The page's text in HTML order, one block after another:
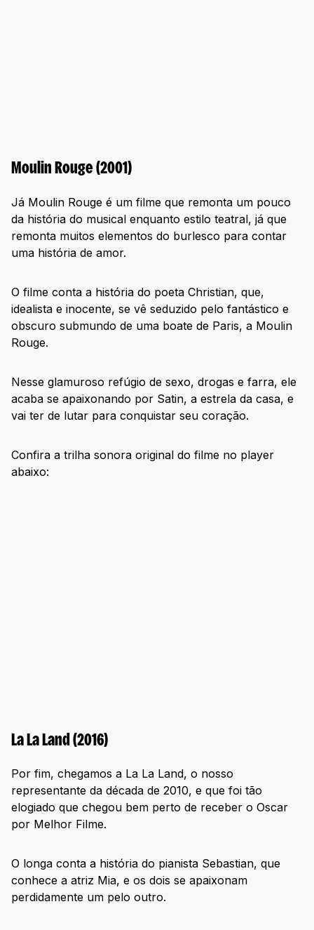
Moulin Rouge (2001)
Já Moulin Rouge é um filme que remonta um pouco
da história do musical enquanto estilo teatral, já que
remonta muitos elementos do burlesco para contar
uma história de amor.
O filme conta a história do poeta Christian, que,
idealista e inocente, se vê seduzido pelo fantástico e
obscuro submundo de uma boate de Paris, a Moulin
Rouge.
Nesse glamuroso refúgio de sexo, drogas e farra, ele
acaba se apaixonando por Satin, a estrela da casa, e
vai ter de lutar para conquistar seu coração.
Confira a trilha sonora original do filme no player
abaixo:
La La Land (2016)
Por fim, chegamos a La La Land, o nosso
representante da década de 2010, e que foi tão
elogiado que chegou bem perto de receber o Oscar
por Melhor Filme.
O longa conta a história do pianista Sebastian, que
conhece a atriz Mia, e os dois se apaixonam
perdidamente um pelo outro.